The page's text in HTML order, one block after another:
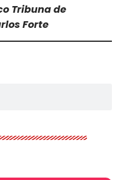
Tribuna de
Forte